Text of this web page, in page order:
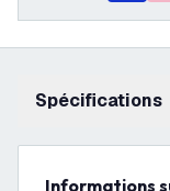
Spécifications
Informations